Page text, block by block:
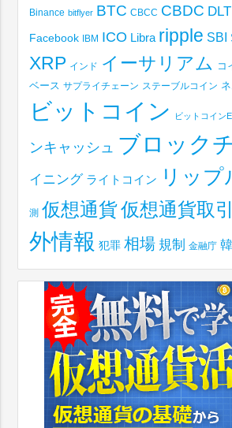
Binance bitflyer BTC CBCC CBDC DLT
Facebook IBM ICO Libra ripple SBI
XRP インド イーサリアム コ
ベース サプライチェーン ステーブルコイン
ビットコイン ビットコイン
ンキャッシュ ブロック
イニング ライトコイン リップ
測 仮想通貨仮想通貨取
外情報 犯罪 相場 規制 金融庁